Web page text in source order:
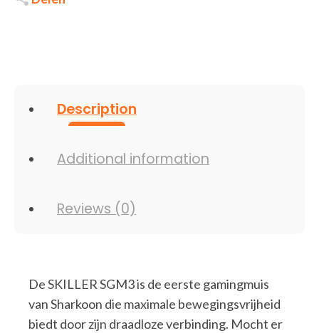
Description
Additional information
Reviews (0)
De SKILLER SGM3 is de eerste gamingmuis
van Sharkoon die maximale bewegingsvrijheid
biedt door zijn draadloze verbinding. Mocht er